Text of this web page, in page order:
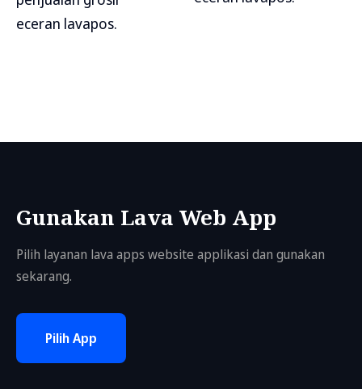
eceran lavapos.
Gunakan Lava Web App
Pilih layanan lava apps website applikasi dan gunakan
sekarang.
Pilih App